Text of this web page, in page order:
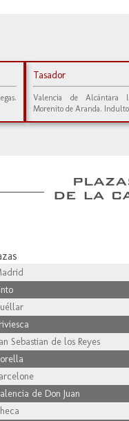
Tasador
Valencia de Alcántara
Morenito de Aranda. Indulto
Sebastian de los Reyes
de Don Juan